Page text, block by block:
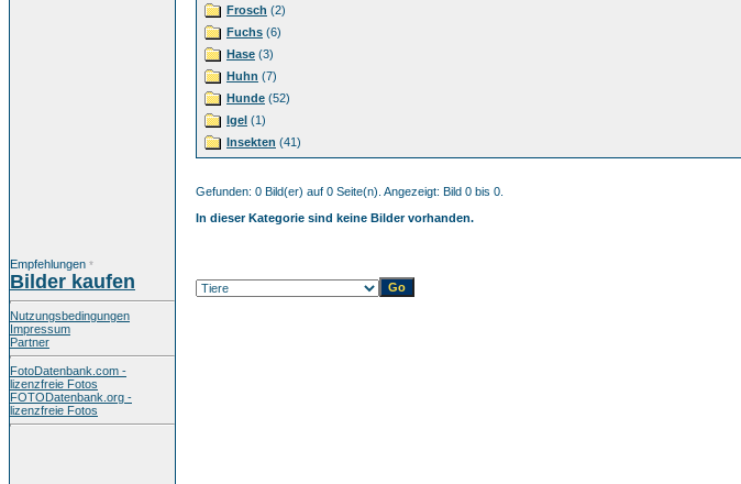
Empfehlungen *
Bilder kaufen
Nutzungsbedingungen
Impressum
Partner
FotoDatenbank.com -
lizenzfreie Fotos
FOTODatenbank.org -
lizenzfreie Fotos
Frosch (2)
Fuchs (6)
Hase (3)
Huhn (7)
Hunde (52)
Igel (1)
Insekten (41)
Gefunden: 0 Bild(er) auf 0 Seite(n). Angezeigt: Bild 0 bis 0.
In dieser Kategorie sind keine Bilder vorhanden.